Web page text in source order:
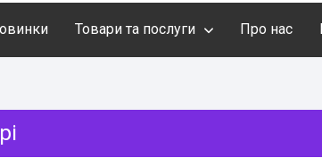
Товари та послуги Про нас